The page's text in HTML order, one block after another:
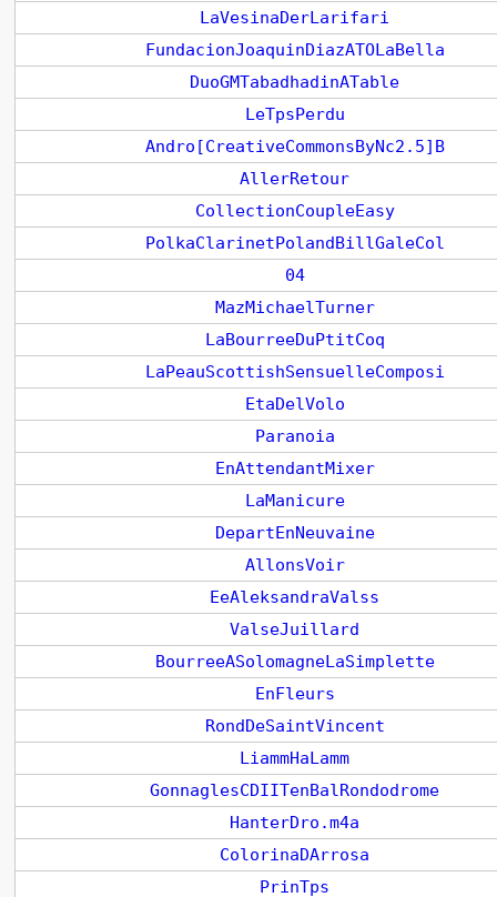
LaVesinaDerLarifari
FundacionJoaquinDiazATOLaBella
DuoGMTabadhadinATable
LeTpsPerdu
Andro[CreativeCommonsByNc2.5]B
AllerRetour
CollectionCoupleEasy
PolkaClarinetPolandBillGaleCol
04
MazMichaelTurner
LaBourreeDuPtitCoq
LaPeauScottishSensuelleComposi
EtaDelVolo
Paranoia
EnAttendantMixer
LaManicure
DepartEnNeuvaine
AllonsVoir
EeAleksandraValss
ValseJuillard
BourreeASolomagneLaSimplette
EnFleurs
RondDeSaintVincent
LiammHaLamm
GonnaglesCDIITenBalRondodrome
HanterDro.m4a
ColorinaDArrosa
PrinTps